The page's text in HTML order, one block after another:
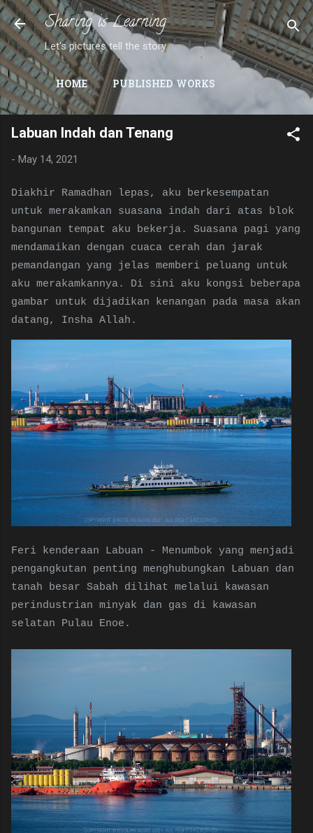
Skip to main content
Sharing is Learning
Let's pictures tell the story
HOME PUBLISHED WORKS
Labuan Indah dan Tenang
- May 14, 2021
Diakhir Ramadhan lepas, aku berkesempatan
untuk merakamkan suasana indah dari atas blok
bangunan tempat aku bekerja. Suasana pagi yang
mendamaikan dengan cuaca cerah dan jarak
pemandangan yang jelas memberi peluang untuk
aku merakamkannya. Di sini aku kongsi beberapa
gambar untuk dijadikan kenangan pada masa akan
datang, Insha Allah.
Feri kenderaan Labuan - Menumbok yang menjadi
pengangkutan penting menghubungkan Labuan dan
tanah besar Sabah dilihat melalui kawasan
perindustrian minyak dan gas di kawasan
selatan Pulau Enoe.